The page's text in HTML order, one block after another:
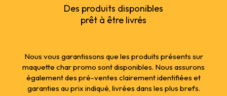
Des produits disponibles
prêt à être livrés
Nous vous garantissons que les produits présents sur
maquette char promo sont disponibles. Nous assurons
également des pré-ventes clairement identifiées et
garanties au prix indiqué, livrées dans les plus brefs.